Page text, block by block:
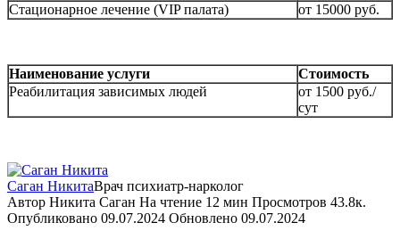
Стационарное лечение (VIP палата)
от 15000 руб.
Наименование услуги
Стоимость
Реабилитация зависимых людей
от 1500 руб./
сут
Саган НикитаВрач психиатр-нарколог
Автор Никита Саган На чтение 12 мин Просмотров 43.8к.
Опубликовано 09.07.2024 Обновлено 09.07.2024